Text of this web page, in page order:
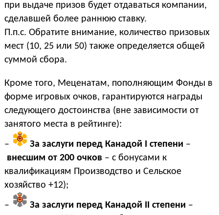
при выдаче призов будет отдаваться компании,
сделавшей более раннюю ставку.
П.п.с. Обратите внимание, количество призовых
мест (10, 25 или 50) также определяется общей
суммой сбора.
Кроме того, Меценатам, пополняющим Фонды в
форме игровых очков, гарантируются награды
следующего достоинства (вне зависимости от
занятого места в рейтинге):
– За заслуги перед Канадой I степени –
внесшим от 200 очков– с бонусами к
квалификациям Производство и Сельское
хозяйство +12);
– За заслуги перед Канадой II степени –